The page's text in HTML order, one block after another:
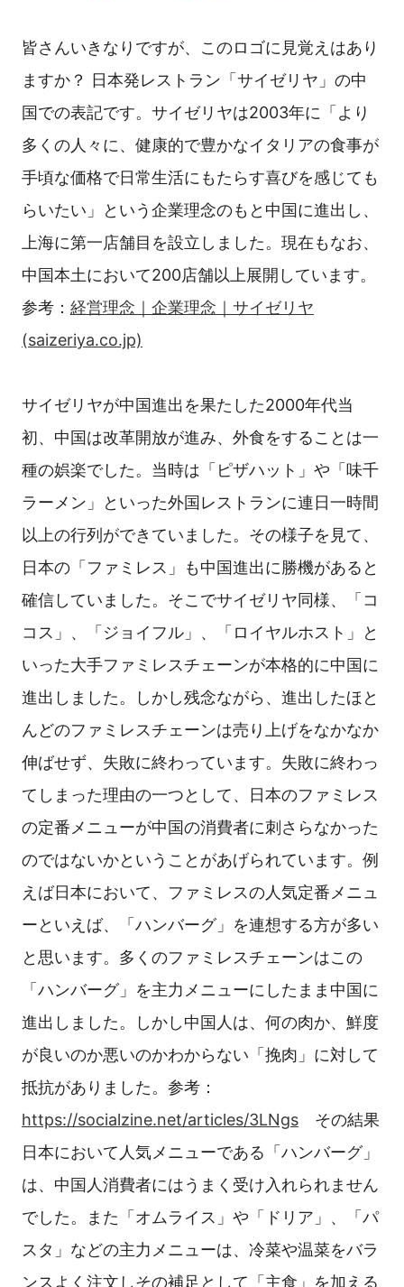
皆さんいきなりですが、このロゴに見覚えはあり
ますか？ 日本発レストラン「サイゼリヤ」の中
国での表記です。サイゼリヤは2003年に「より
多くの人々に、健康的で豊かなイタリアの食事が
手頃な価格で日常生活にもたらす喜びを感じても
らいたい」という企業理念のもと中国に進出し、
上海に第一店舗目を設立しました。現在もなお、
中国本土において200店舗以上展開しています。
参考： 経営理念｜企業理念｜サイゼリヤ
(saizeriya.co.jp)
サイゼリヤが中国進出を果たした2000年代当
初、中国は改革開放が進み、外食をすることは一
種の娯楽でした。当時は「ピザハット」や「味千
ラーメン」といった外国レストランに連日一時間
以上の行列ができていました。その様子を見て、
日本の「ファミレス」も中国進出に勝機があると
確信していました。そこでサイゼリヤ同様、「コ
コス」、「ジョイフル」、「ロイヤルホスト」と
いった大手ファミレスチェーンが本格的に中国に
進出しました。しかし残念ながら、進出したほと
んどのファミレスチェーンは売り上げをなかなか
伸ばせず、失敗に終わっています。失敗に終わっ
てしまった理由の一つとして、日本のファミレス
の定番メニューが中国の消費者に刺さらなかった
のではないかということがあげられています。例
えば日本において、ファミレスの人気定番メニュ
ーといえば、「ハンバーグ」を連想する方が多い
と思います。多くのファミレスチェーンはこの
「ハンバーグ」を主力メニューにしたまま中国に
進出しました。しかし中国人は、何の肉か、鮮度
が良いのか悪いのかわからない「挽肉」に対して
抵抗がありました。参考：
https://socialzine.net/articles/3LNgsその結果
日本において人気メニューである「ハンバーグ」
は、中国人消費者にはうまく受け入れられません
でした。また「オムライス」や「ドリア」、「パ
スタ」などの主力メニューは、冷菜や温菜をバラ
ンスよく注文しその補足として「主食」を加える